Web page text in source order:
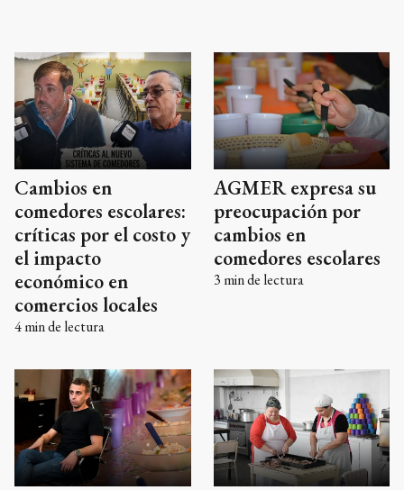
instituciones locales.
Cambios en
comedores escolares:
críticas por el costo y
el impacto
económico en
comercios locales
4min de lectura
AGMER expresa su
preocupación por
cambios en
comedores escolares
3 min de lectura